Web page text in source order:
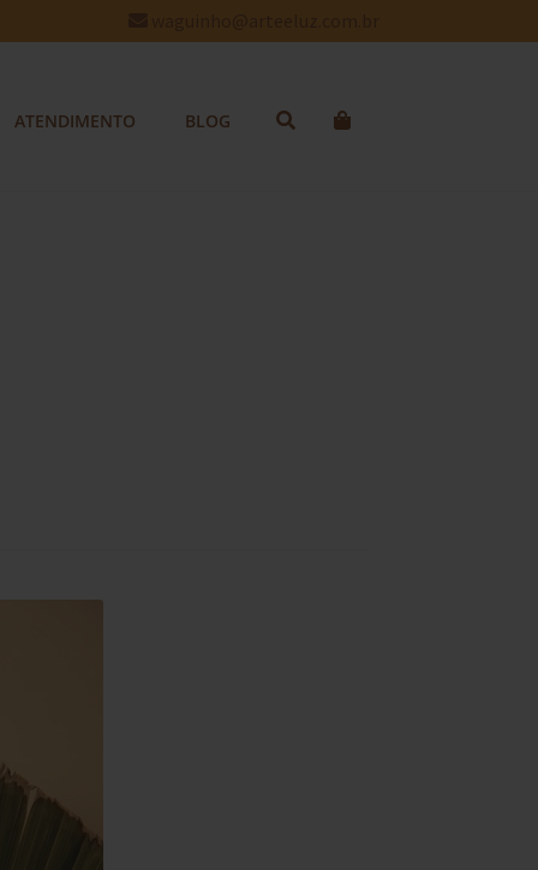
ATENDIMENTO BLOG